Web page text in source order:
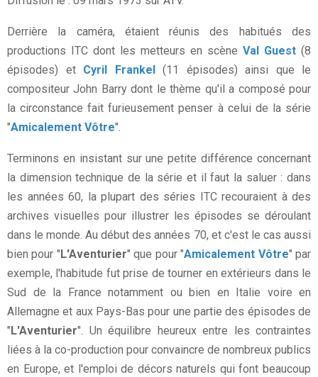
Derrière la caméra, étaient réunis des habitués des
productions ITC dont les metteurs en scène Val Guest (8
épisodes) et Cyril Frankel
(11 épisodes) ainsi que le
compositeur John Barry dont le thème qu'il a composé pour
la circonstance fait furieusement penser à celui de la série
"Amicalement Vôtre".
Terminons en insistant sur une petite différence concernant
la dimension technique de la série et il faut la saluer : dans
les années 60, la plupart des séries ITC recouraient à des
archives visuelles pour illustrer les épisodes se déroulant
dans le monde. Au début des années 70, et c'est le cas aussi
bien pour " L'Aventurier" que pour "Amicalement Vôtre" par
exemple, l'habitude fut prise de tourner en extérieurs dans le
Sud de la France notamment ou bien en Italie voire en
Allemagne et aux Pays-Bas pour une partie des épisodes de
" L'Aventurier". Un équilibre heureux entre les contraintes
liées à la co-production pour convaincre de nombreux publics
en Europe, et l'emploi de décors naturels qui font beaucoup